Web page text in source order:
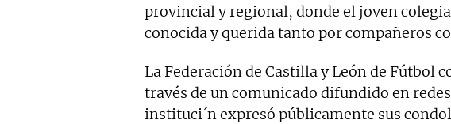
provincial y regional, donde el joven
conocida y querida tanto por compañeros
La Federación de Castilla y León de Fútbol
través de un comunicado difundido en
instituci´n expresó públicamente sus